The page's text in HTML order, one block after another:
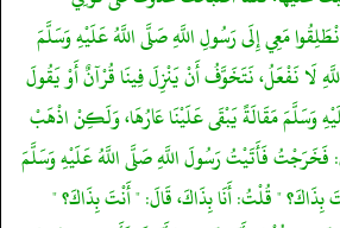
مَعِي إِلَى رَسُولِ اللَّهِ صَلَّى اللَّهُ عَلَيْهِ وَسَلَّمَ
لَا نَفْعَلُ، نَتَخَوَّفُ أَنْ يَنْزِلَ فِينَا قُرْآنٌ أَوْ يَقُولَ
وَسَلَّمَ مَقَالَةً يَبْقَى عَلَيْنَا عَارُهَا، وَلَكِنْ اذْهَبْ
فَخَرَجْتُ فَأَتَيْتُ رَسُولَ اللَّهِ صَلَّى اللَّهُ عَلَيْهِ وَسَلَّمَ
بِذَاكَ؟ " قُلْتُ: أَنَا بِذَاكَ، قَالَ: " أَنْتَ بِذَاكَ؟ "